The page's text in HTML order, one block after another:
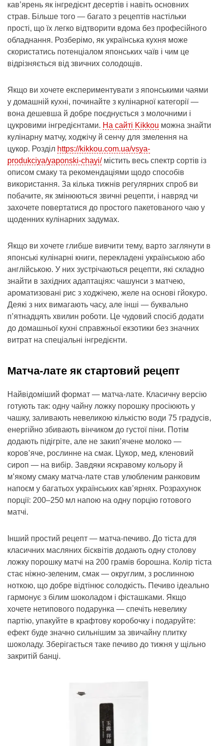
кав’ярень як інгредієнт десертів і навіть основних
страв. Більше того — багато з рецептів настільки
прості, що їх легко відтворити вдома без професійного
обладнання. Розберімо, як українська кухня може
скористатись потенціалом японських чаїв і чим це
відрізняється від звичних солодощів.
Якщо ви хочете експериментувати з японськими чаями
у домашній кухні, починайте з кулінарної категорії —
вона дешевша й добре поєднується з молочними і
цукровими інгредієнтами. На сайті Kikkou можна знайти
кулінарну матчу, ходжічу й сенчу для змелення на
цукор. Розділ https://kikkou.com.ua/vsya-
produkciya/yaponski-chayi/містить весь спектр сортів із
описом смаку та рекомендаціями щодо способів
використання. За кілька тижнів регулярних спроб ви
побачите, як змінюються звичні рецепти, і навряд чи
захочете повертатися до простого пакетованого чаю у
щоденних кулінарних задумах.
Якщо ви хочете глибше вивчити тему, варто заглянути в
японські кулінарні книги, перекладені українською або
англійською. У них зустрічаються рецепти, які складно
знайти в західних адаптаціях: чашунси з матчею,
ароматизовані рис з ходжічею, желе на основі гйокуро.
Деякі з них вимагають часу, але інші — буквально
п’ятнадцять хвилин роботи. Це чудовий спосіб додати
до домашньої кухні справжньої екзотики без значних
витрат на спеціальні інгредієнти.
Матча-лате як стартовий рецепт
Найвідоміший формат — матча-лате. Класичну версію
готують так: одну чайну ложку порошку просіюють у
чашку, заливають невеликою кількістю води 75 градусів,
енергійно збивають вінчиком до густої піни. Потім
додають підігріте, але не закип’ячене молоко —
коров’яче, рослинне на смак. Цукор, мед, кленовий
сироп — на вибір. Завдяки яскравому кольору й
м’якому смаку матча-лате став улюбленим ранковим
напоєм у багатьох українських кав’ярнях. Розрахунок
порції: 200–250 мл напою на одну порцію готового
матчі.
Інший простий рецепт — матча-печиво. До тіста для
класичних масляних бісквітів додають одну столову
ложку порошку матчі на 200 грамів борошна. Колір тіста
стає ніжно-зеленим, смак — округлим, з рослинною
ноткою, що добре відтінює солодкість. Печиво ідеально
гармонує з білим шоколадом і фісташками. Якщо
хочете нетипового подарунка — спечіть невелику
партію, упакуйте в крафтову коробочку і подаруйте:
ефект буде значно сильнішим за звичайну плитку
шоколаду. Зберігається таке печиво до тижня у щільно
закритій банці.